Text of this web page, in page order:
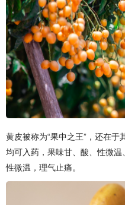
黄皮被称为“果中之王”，还在
均可入药，果味甘、酸、性微温
性微温，理气止痛。